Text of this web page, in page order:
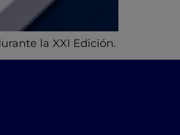
la XXI Edición.